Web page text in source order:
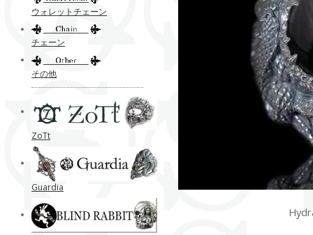
ウォレットチェーン
チェーン
その他
ZoTt
Guardia